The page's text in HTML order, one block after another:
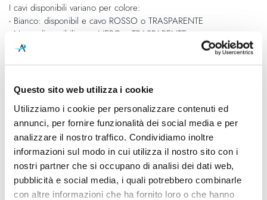
Questo sito web utilizza i cookie
Utilizziamo i cookie per personalizzare contenuti ed
annunci, per fornire funzionalità dei social media e per
analizzare il nostro traffico. Condividiamo inoltre
informazioni sul modo in cui utilizza il nostro sito con i
nostri partner che si occupano di analisi dei dati web,
pubblicità e social media, i quali potrebbero combinarle
con altre informazioni che ha fornito loro o che hanno
I cavi disponibili variano per colore:
- Bianco: disponibil e cavo ROSSO o TRASPARENTE
- Nero: disponibili cavo NERO o TRASPARENTE
Caratteristiche
Cod.Art.
LAVSM00CEB01T00000EU
Designer
Adriano Rachele
Dimensioni
Ø530mm - H. 260mm
Sorgente luminosa
Lampadina Led